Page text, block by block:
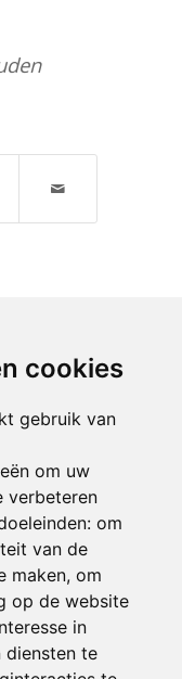
cookies
gebruik van
om uw
verbeteren
om
van de
maken, om
op de website
in
diensten te